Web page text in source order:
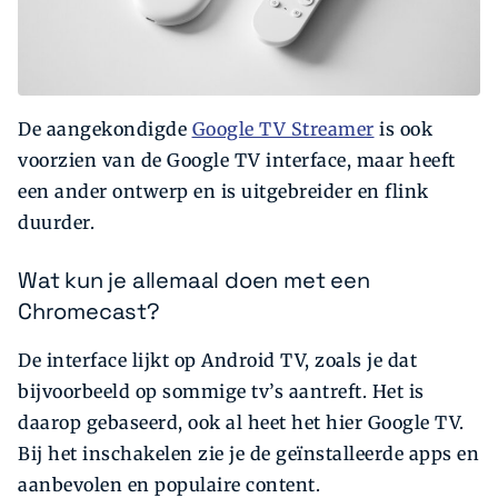
De aangekondigde Google TV Streamer is ook
voorzien van de Google TV interface, maar heeft
een ander ontwerp en is uitgebreider en flink
duurder.
Wat kun je allemaal doen met een
Chromecast?
De interface lijkt op Android TV, zoals je dat
bijvoorbeeld op sommige tv’s aantreft. Het is
daarop gebaseerd, ook al heet het hier Google TV.
Bij het inschakelen zie je de geïnstalleerde apps en
aanbevolen en populaire content.